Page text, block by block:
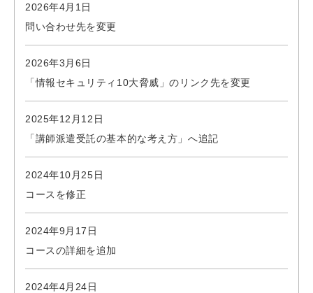
2026年4月1日
問い合わせ先を変更
2026年3月6日
「情報セキュリティ10大脅威」のリンク先を変更
2025年12月12日
「講師派遣受託の基本的な考え方」へ追記
2024年10月25日
コースを修正
2024年9月17日
コースの詳細を追加
2024年4月24日